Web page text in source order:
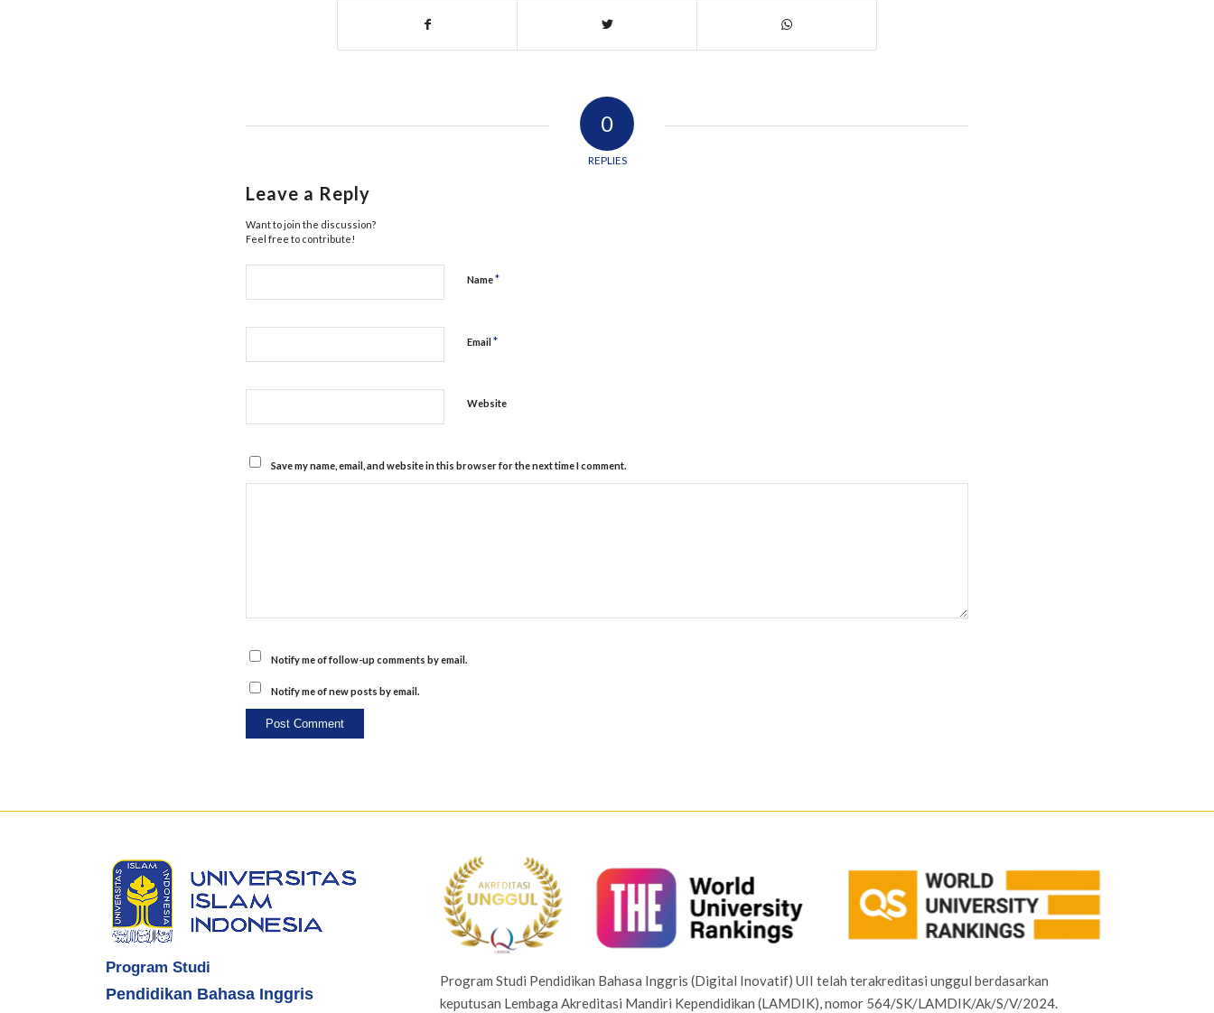
0
REPLIES
Leave a Reply
Want to join the discussion?
Feel free to contribute!
Name*
Email*
Website
Save my name, email, and website in this browser for the next time I comment.
Notify me of follow-up comments by email.
Notify me of new posts by email.
Program Studi
Pendidikan Bahasa Inggris
Program Studi Pendidikan Bahasa Inggris (Digital Inovatif) UII telah terakreditasi unggul berdasarkan
keputusan Lembaga Akreditasi Mandiri Kependidikan (LAMDIK), nomor 564/SK/LAMDIK/Ak/S/V/2024.